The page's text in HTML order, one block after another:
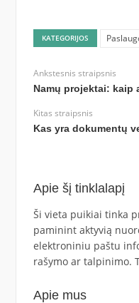
KATEGORIJOS
Ankstesnis straipsnis
Namų projektai:
Kitas straipsnis
Kas yra dokumentų
Apie šį tinklalapį
Ši vieta puikiai tinka
paminint aktyvią
elektroniniu paštu
rašymo ar talpinimo.
Apie mus